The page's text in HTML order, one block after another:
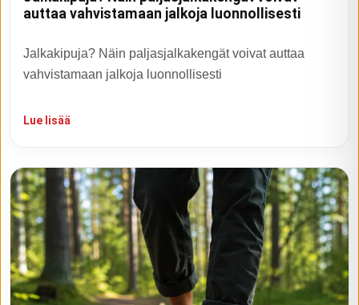
auttaa vahvistamaan jalkoja luonnollisesti
Jalkakipuja? Näin paljasjalkakengät voivat auttaa
vahvistamaan jalkoja luonnollisesti
Lue lisää